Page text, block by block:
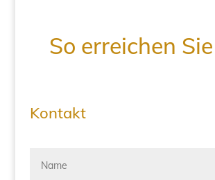
So erreichen
Kontakt